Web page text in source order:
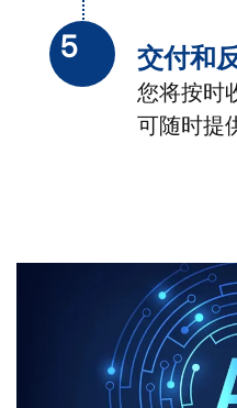
5 交付和
您将按时
可随时提